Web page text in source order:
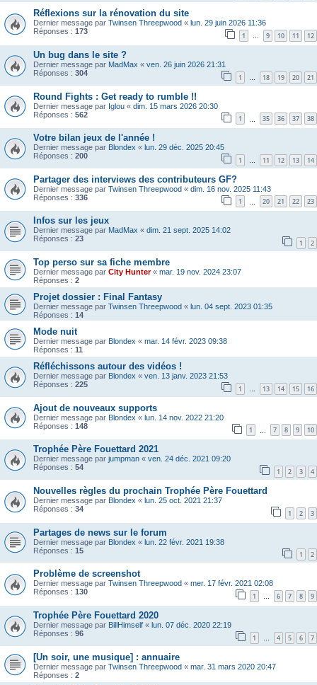
Réflexions sur la rénovation du site
Dernier message par Twinsen Threepwood « lun. 29 juin 2026 11:36
Réponses : 173 1 … 9 10 11 12
Un bug dans le site ?
Dernier message par MadMax « ven. 26 juin 2026 21:31
Réponses : 304 1 18 19 20 21
Round Fights : Get ready to rumble !!
Dernier message par Iglou « dim. 15 mars 2026 20:30
Réponses : 562 1 35 36 37 38
Votre bilan jeux de l'année !
Dernier message par Blondex « lun. 29 déc. 2025 20:45
Réponses : 200 1 … 11 12 13 14
Partager des interviews des contributeurs GF?
Dernier message par Twinsen Threepwood « dim. 16 nov. 2025 11:43
Réponses : 336 1 20 21 22 23
Infos sur les jeux
Dernier message par MadMax « dim. 21 sept. 2025 14:02
Réponses : 23 1 2
Top perso sur sa fiche membre
Dernier message par City Hunter« mar. 19 nov. 2024 23:07
Réponses : 2
Projet dossier : Final Fantasy
Dernier message par Twinsen Threepwood « lun. 04 sept. 2023 01:35
Réponses : 14
Mode nuit
Dernier message par Blondex « mar. 14 févr. 2023 09:38
Réponses : 11
Réfléchissons autour des vidéos !
Dernier message par Blondex « ven. 13 janv. 2023 21:53
Réponses : 225 1 … 13 14 15 16
Ajout de nouveaux supports
Dernier message par Blondex « lun. 14 nov. 2022 21:20
Réponses : 148 1 7 8 9 10
Trophée Père Fouettard 2021
Dernier message par jumpman « ven. 24 déc. 2021 09:20
Réponses : 54 1 2 3 4
Nouvelles règles du prochain Trophée Père Fouettard
Dernier message par Blondex « lun. 25 oct. 2021 21:37
Réponses : 34 1 2 3
Partages de news sur le forum
Dernier message par Blondex « lun. 22 févr. 2021 19:38
Réponses : 15 1 2
Problème de screenshot
Dernier message par Twinsen Threepwood « mer. 17 févr. 2021 02:08
Réponses : 130 1 … 6 7 8 9
Trophée Père Fouettard 2020
Dernier message par BillHimself « lun. 07 déc. 2020 22:19
Réponses : 96 1 … 4 5 6 7
[Un soir, une musique] : annuaire
Dernier message par Twinsen Threepwood « mar. 31 mars 2020 20:47
Réponses : 2